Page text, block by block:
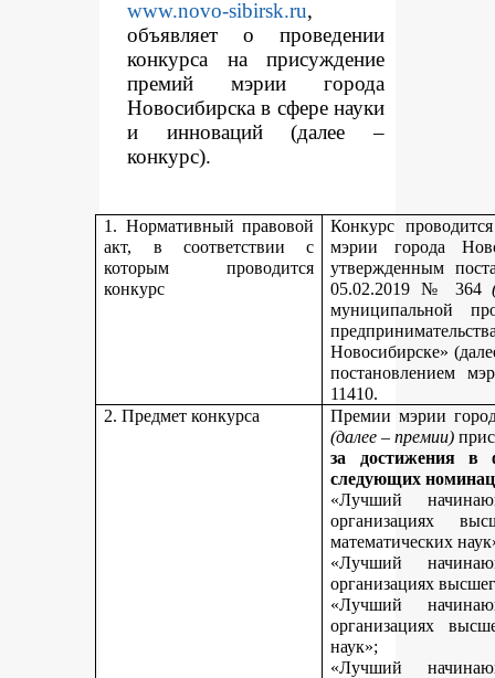
www.novo-sibirsk.ru,
объявляет о проведении
конкурса на присуждение
премий мэрии города
Новосибирска в сфере науки
и инноваций (далее –
конкурс).
1. Нормативный правовой
акт, в соответствии с
которым проводится
конкурс
Конкурс
мэрии города
утвержденным
05.02.2019 № 364
муниципальной
Новосибирске»
постановлением
11410.
2. Предмет конкурса
Премии мэрии
(далее – премии)
за достижения в
следующих
«Лучший
организациях
математических
«Лучший
организациях
«Лучший
организациях
наук»;
«Лучший